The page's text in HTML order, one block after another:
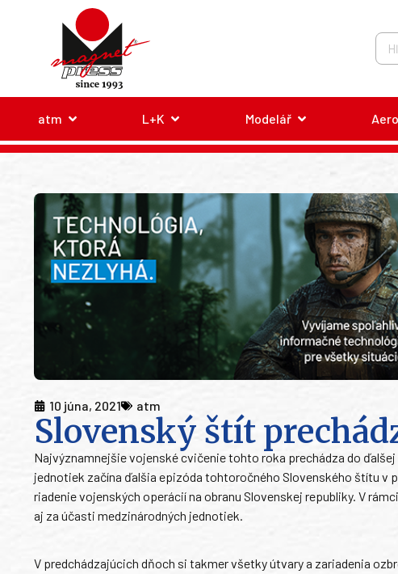
atm L+K Modelář
10 júna, 2021 atm
Slovenský štít
Najvýznamnejšie vojenské cvičenie tohto roka prechádza do
jednotiek začína ďalšia epizóda tohtoročného Slovenského štítu v
riadenie vojenských operácií na obranu Slovenskej republiky. V
aj za účasti medzinárodných jednotiek.
V predchádzajúcich dňoch si takmer všetky útvary a zariadenia